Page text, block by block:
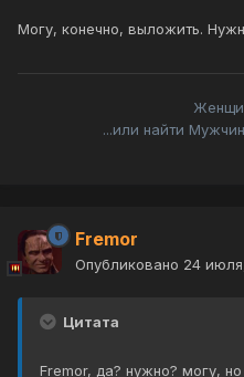
Могу, конечно, выложить.
...или найти
Fremor
Опубликовано 24
Цитата
Fremor, да? нужно? могу,